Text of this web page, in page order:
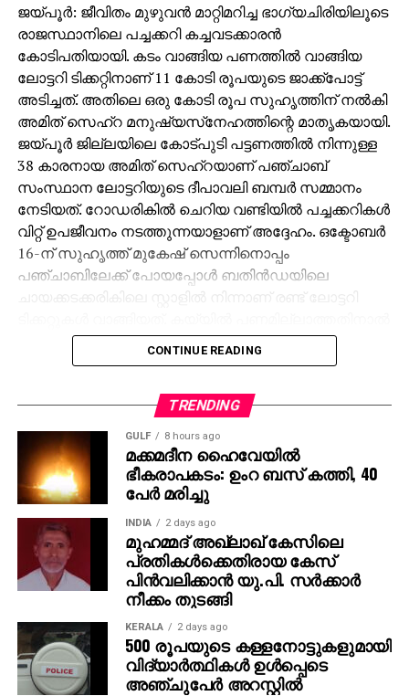
ജയ്പൂര്‍: ജീവിതം മുഴുവന്‍ മാറ്റിമറിച്ച ഭാഗ്യചിരിയിലൂടെ
രാജസ്ഥാനിലെ പച്ചക്കറി കച്ചവടക്കാരന്‍
കോടിപതിയായി. കടം വാങ്ങിയ പണത്തില്‍ വാങ്ങിയ
ലോട്ടറി ടിക്കറ്റിനാണ് 11 കോടി രൂപയുടെ ജാക്ക്‌പോട്ട്
അടിച്ചത്. അതിലെ ഒരു കോടി രൂപ സുഹൃത്തിന് നല്‍കി
അമിത് സെഹ്‌റ മനുഷ്യസ്‌നേഹത്തിന്റെ മാതൃകയായി.
ജയ്പൂര്‍ ജില്ലയിലെ കോട്പുടി പട്ടണത്തില്‍ നിന്നുള്ള
38 കാരനായ അമിത് സെഹ്‌റയാണ് പഞ്ചാബ്
സംസ്ഥാന ലോട്ടറിയുടെ ദീപാവലി ബമ്പര്‍ സമ്മാനം
നേടിയത്. റോഡരികില്‍ ചെറിയ വണ്ടിയില്‍ പച്ചക്കറികള്‍
വിറ്റ് ഉപജീവനം നടത്തുന്നയാളാണ് അദ്ദേഹം. ഒക്ടോബര്‍
16-ന് സുഹൃത്ത് മുകേഷ് സെന്നിനൊപ്പം
പഞ്ചാബിലേക്ക് പോയപ്പോള്‍ ബതിന്‍ഡയിലെ
മുകേഷിനോട് 1000 രൂപ കടം വാങ്ങുകയായിരുന്നു.
ഒക്ടോബര്‍ 31ന് രാത്രി 10 മണിക്ക് മുകേഷിന്റെ ഫോണ്‍
അടിച്ചതറിയുന്നത്. രണ്ടാമത്തെ ടിക്കറ്റിനും 1000 രൂപ
സമ്മാനമായി ലഭിച്ചു. ലോട്ടറി അടിച്ച വിവരം
അറിഞ്ഞപ്പോള്‍ ആദ്യം ഓര്‍ത്തത് സുഹൃത്ത്
മുകേഷിനെയായിരുന്നു. അദ്ദേഹത്തിന്റെ രണ്ട്
പെണ്‍മക്കള്‍ക്ക് 50 ലക്ഷം രൂപ വീതം ആകെ ഒരു കോടി
നല്‍കുമെന്ന് അമിത് പറഞ്ഞു. ‘ പഞ്ചാബിലേക്ക്
വരാന്‍പോലും 8,000 രൂപ കടം വാങ്ങിയിരുന്നു. അത്
ഇപ്പോള്‍ തിരിച്ചടക്കും. കോടിപതിയായെങ്കിലും ഞാന്‍
പഴയപോലെ കച്ചവടം തുടരും. ഭാര്യയുടെ ആഗ്രഹം
പോലെ സ്ഥലം വാങ്ങി വീട് പണിയും ‘ എന്നതായിരുന്നു
അമിതിന്റെ പ്രതികരണം. സാധാരണ മനുഷ്യന്റെ
മനോഹരമായ പങ്കുവെക്കലാണ് ഇപ്പോള്‍ സോഷ്യല്‍
മീഡിയയില്‍ ചര്‍ച്ചയായിരിക്കുന്നത്.
CONTINUE READING
TRENDING
GULF 8 hours ago
മക്കമദീന ഹൈവേയില്‍
ഭീകരാപകടം: ഉംറ ബസ് കത്തി, 40
പേര്‍ മരിച്ചു
INDIA 2 days ago
മുഹമ്മദ് അഖ്‌ലാഖ് കേസിലെ
പ്രതികള്‍ക്കെതിരായ കേസ്
പിന്‍വലിക്കാന്‍ യു.പി. സര്‍ക്കാര്‍
നീക്കം തുടങ്ങി
KERALA 2 days ago
500 രൂപയുടെ കള്ളനോട്ടുകളുമായി
വിദ്യാര്‍ത്ഥികള്‍ ഉള്‍പ്പെടെ
അഞ്ചുപേര്‍ അറസ്റ്റില്‍